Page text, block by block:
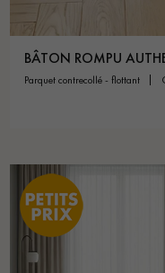
BÂTON ROMPU
parquet contrecollé - flottant